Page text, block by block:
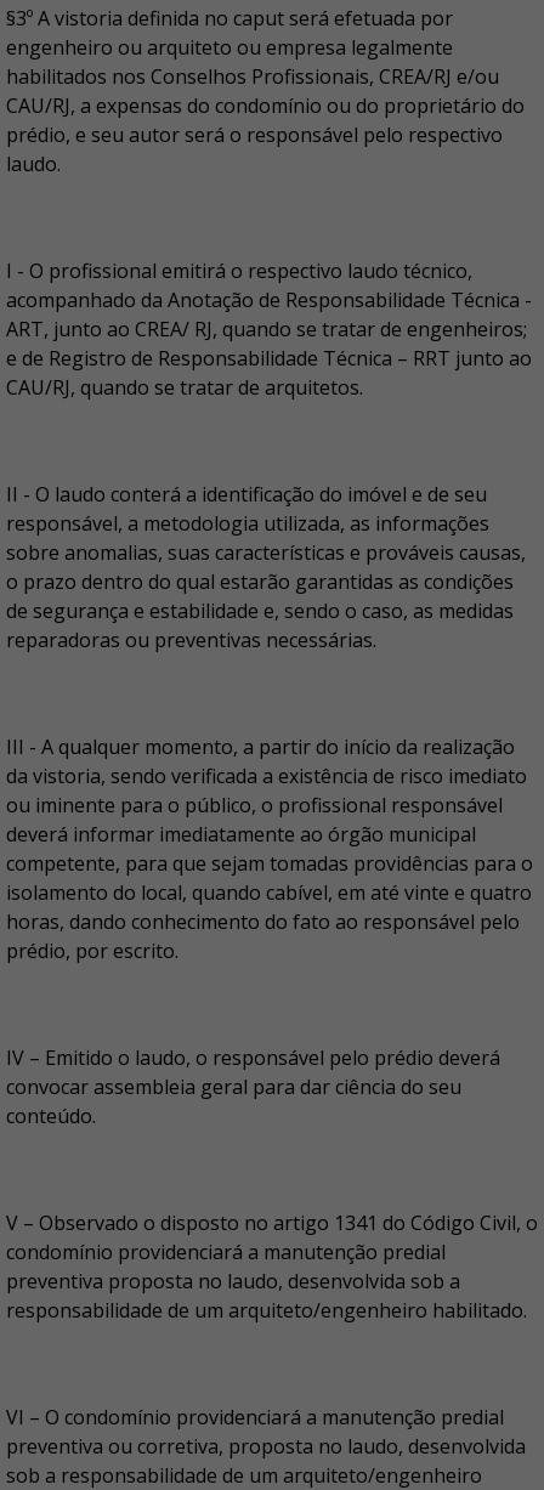
§3º A vistoria definida no caput será efetuada por
engenheiro ou arquiteto ou empresa legalmente
habilitados nos Conselhos Profissionais, CREA/RJ e/ou
CAU/RJ, a expensas do condomínio ou do proprietário do
prédio, e seu autor será o responsável pelo respectivo
laudo.
I - O profissional emitirá o respectivo laudo técnico,
acompanhado da Anotação de Responsabilidade Técnica -
ART, junto ao CREA/ RJ, quando se tratar de engenheiros;
e de Registro de Responsabilidade Técnica – RRT junto ao
CAU/RJ, quando se tratar de arquitetos.
II - O laudo conterá a identificação do imóvel e de seu
responsável, a metodologia utilizada, as informações
sobre anomalias, suas características e prováveis causas,
o prazo dentro do qual estarão garantidas as condições
de segurança e estabilidade e, sendo o caso, as medidas
reparadoras ou preventivas necessárias.
III - A qualquer momento, a partir do início da realização
da vistoria, sendo verificada a existência de risco imediato
ou iminente para o público, o profissional responsável
deverá informar imediatamente ao órgão municipal
competente, para que sejam tomadas providências para o
isolamento do local, quando cabível, em até vinte e quatro
horas, dando conhecimento do fato ao responsável pelo
prédio, por escrito.
IV – Emitido o laudo, o responsável pelo prédio deverá
convocar assembleia geral para dar ciência do seu
conteúdo.
V – Observado o disposto no artigo 1341 do Código Civil, o
condomínio providenciará a manutenção predial
preventiva proposta no laudo, desenvolvida sob a
responsabilidade de um arquiteto/engenheiro habilitado.
VI – O condomínio providenciará a manutenção predial
preventiva ou corretiva, proposta no laudo, desenvolvida
sob a responsabilidade de um arquiteto/engenheiro